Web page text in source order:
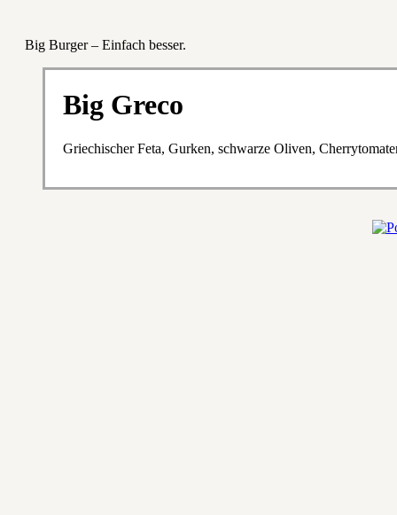
Big Burger – Einfach besser.
Big Greco
Griechischer Feta, Gurken, schwarze Oliven,